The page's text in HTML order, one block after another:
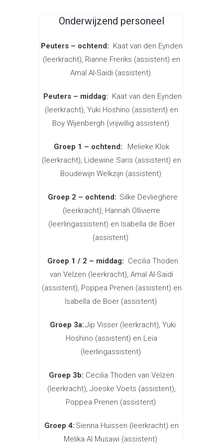
Onderwijzend personeel
Peuters – ochtend: Kaat van den Eynden
(leerkracht), Rianne Freriks (assistent) en
Amal Al-Saidi (assistent)
Peuters – middag: Kaat van den Eynden
(leerkracht), Yuki Hoshino (assistent) en
Boy Wijenbergh (vrijwillig assistent)
Groep 1 – ochtend:
Melieke Klok
(leerkracht), Lidewine Saris (assistent) en
Boudewijn Welkzijn (assistent)
Groep 2 – ochtend: Silke Devlieghere
(leerkracht), Hannah Ollivierre
(leerlingassistent) en Isabella de Boer
(assistent)
Groep 1 / 2 – middag: Cecilia Thoden
van Velzen (leerkracht), Amal Al-Saidi
(assistent), Poppea Prenen (assistent) en
Isabella de Boer (assistent)
Groep 3a:Jip Visser (leerkracht), Yuki
Hoshino (assistent) en Leia
(leerlingassistent)
Groep 3b: Cecilia Thoden van Velzen
(leerkracht), Joeske Voets (assistent),
Poppea Prenen (assistent)
Groep 4: Sienna Huissen (leerkracht) en
Melika Al Musawi (assistent)